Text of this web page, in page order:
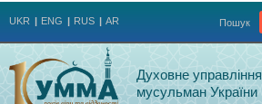
Пошук
UKR ENG RUS AR
Духовне управління
мусульман України